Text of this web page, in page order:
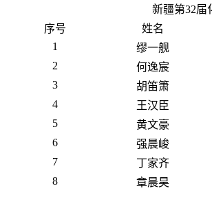
新疆第32届
序号
姓名
1
缪一舰
2
何逸宸
3
胡笛箫
4
王汉臣
5
黄文豪
6
强晨峻
7
丁家齐
8
章晨昊